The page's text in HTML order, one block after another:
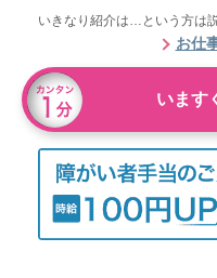
いきなり紹介は…という方は
お仕
います